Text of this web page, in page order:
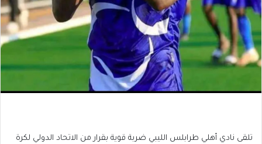
تلقى نادي أهلي طرابلس الليبي ضربة قوية بقرار من الاتحاد الدولي لكرة